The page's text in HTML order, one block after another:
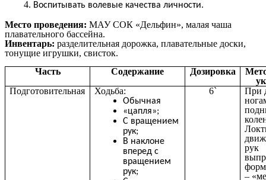
Воспитывать волевые качества личности.
Место проведения: МАУ СОК «Дельфин», малая чаша
плавательного бассейна.
Инвентарь: разделительная дорожка, плавательные доски,
тонущие игрушки, свисток.
Часть
Содержание Дозировка
Подготовительная
Ходьба:
Обычная
«цапля»;
С вращением
рук;
В наклоне
вперед с
вращением
рук;
6`
При
рук
–